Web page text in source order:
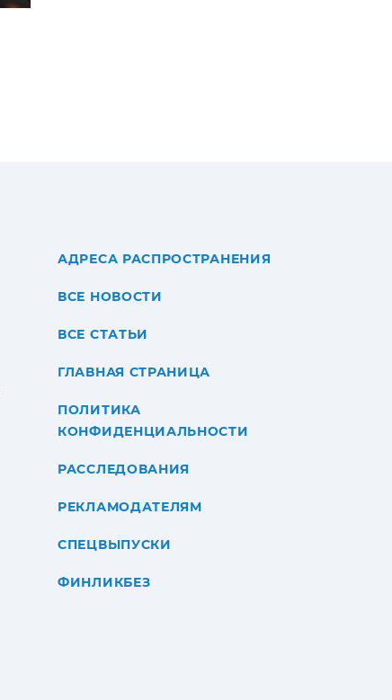
АДРЕСА РАСПРОСТРАНЕНИЯ
ВСЕ НОВОСТИ
ВСЕ СТАТЬИ
ГЛАВНАЯ СТРАНИЦА
ПОЛИТИКА
КОНФИДЕНЦИАЛЬНОСТИ
РАССЛЕДОВАНИЯ
РЕКЛАМОДАТЕЛЯМ
СПЕЦВЫПУСКИ
ФИНЛИКБЕЗ